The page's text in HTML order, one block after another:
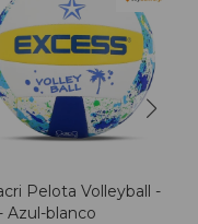
Pelota Volleyball -
Azul-blanco